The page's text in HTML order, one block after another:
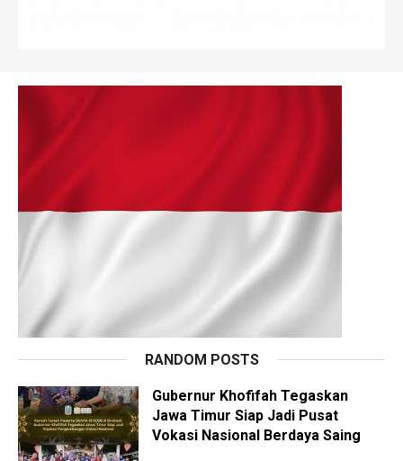
RANDOM POSTS
Gubernur Khofifah Tegaskan
Jawa Timur Siap Jadi Pusat
Vokasi Nasional Berdaya Saing